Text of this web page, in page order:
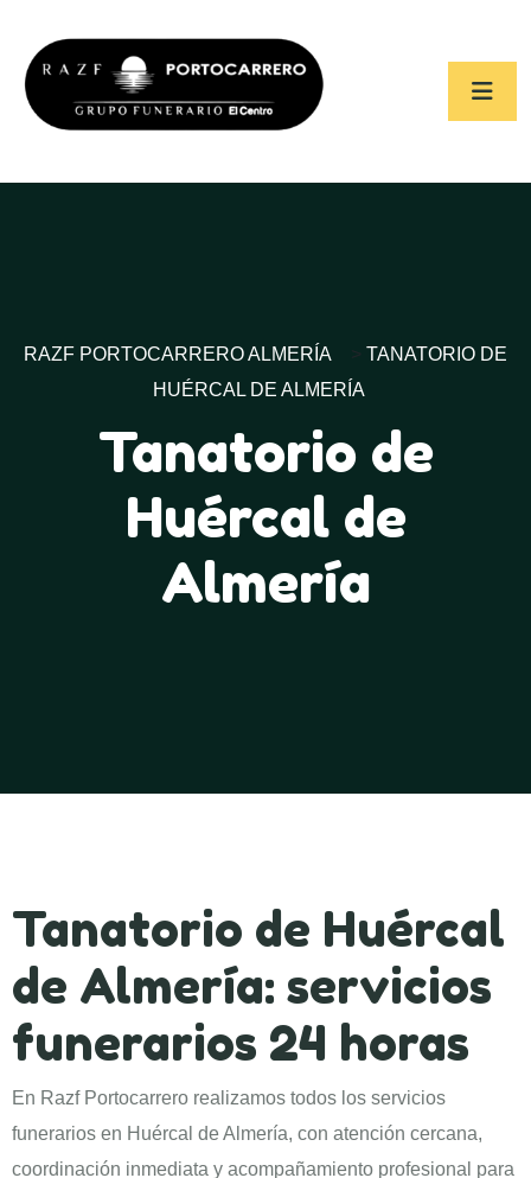
RAZF PORTOCARRERO ALMERÍA > TANATORIO DE
HUÉRCAL DE ALMERÍA
Tanatorio de
Huércal de
Almería
Tanatorio de Huércal
de Almería: servicios
funerarios 24 horas
En Razf Portocarrero realizamos todos los servicios
funerarios en Huércal de Almería, con atención cercana,
coordinación inmediata y acompañamiento profesional para